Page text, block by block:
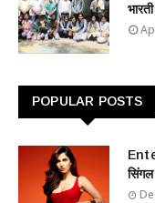
POPULAR POSTS